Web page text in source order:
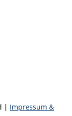
| Impressum &